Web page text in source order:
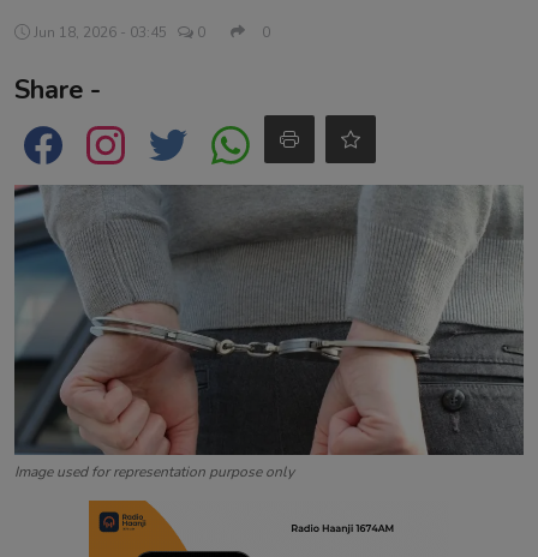
Matrimonial
Event
Contact
Jun 18, 2026 - 03:45 0 0
Share -
Image used for representation purpose only